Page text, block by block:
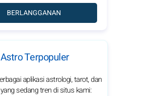
BERLANGGANAN
Terpopuler
aplikasi astrologi, tarot, dan
sedang tren di situs kami: